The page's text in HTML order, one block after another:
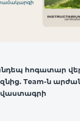
20:00
հոգատար
Team-ն